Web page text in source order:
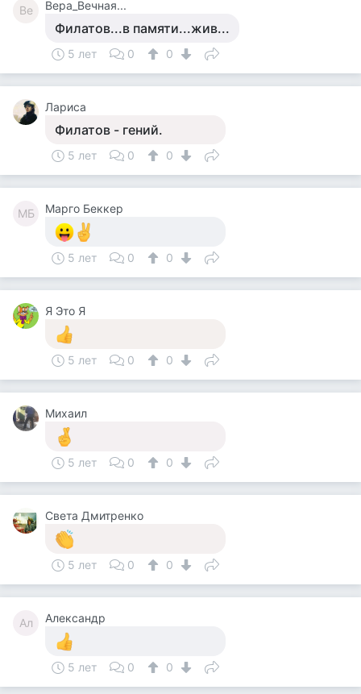
Ве Вера_Вечная...
Филатов...в памяти...жив...
5 лет 0 0
Лариса
Филатов - гений.
5 лет 0 0
МБ Марго Беккер
5 лет 0 0
Я Это Я
5 лет 0 0
Михаил
5 лет 0 0
Света Дмитренко
5 лет 0 0
Ал Александр
5 лет 0 0